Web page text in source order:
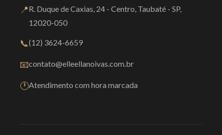
📍R. Duque de Caxias, 24 - Centro, Taubaté - SP,
12020-050
📞(12) 3624-6659
📧contato@elleellanoivas.com.br
🕐Atendimento com hora marcada